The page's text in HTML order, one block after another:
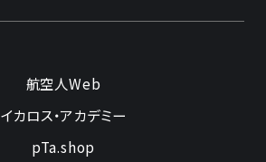
航空人Web
イカロス・アカデミー
pTa.shop